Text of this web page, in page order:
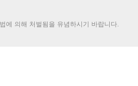
에 의해 처벌됨을 유념하시기 바랍니다.